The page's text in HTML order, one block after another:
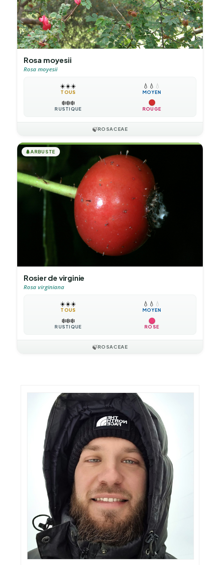
Rosa moyesii
Rosa moyesii
☀️☀️☀️
TOUS
💧 💧 💧
MOYEN
❄️❄️❄️
RUSTIQUE ROUGE
🍃ROSACEAE
🌲ARBUSTE
Rosier de virginie
Rosa virginiana
☀️☀️☀️
TOUS
💧 💧 💧
MOYEN
❄️❄️❄️
RUSTIQUE ROSE
🍃ROSACEAE